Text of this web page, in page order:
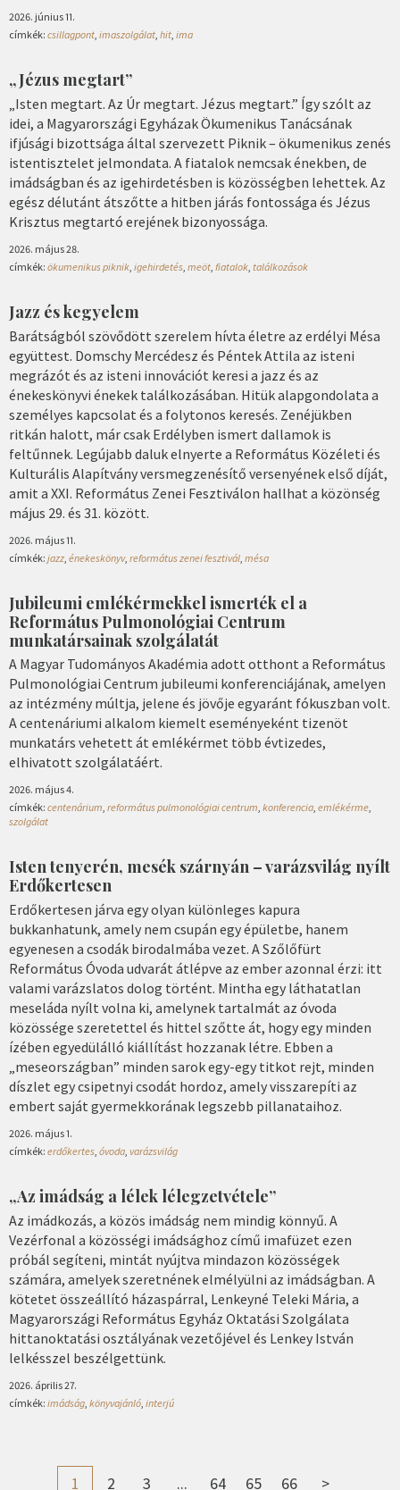
2026. június 11.
címkék: csillagpont, imaszolgálat, hit, ima
„Jézus megtart”
„Isten megtart. Az Úr megtart. Jézus megtart.” Így szólt az
idei, a Magyarországi Egyházak Ökumenikus Tanácsának
ifjúsági bizottsága által szervezett Piknik – ökumenikus zenés
istentisztelet jelmondata. A fiatalok nemcsak énekben, de
imádságban és az igehirdetésben is közösségben lehettek. Az
egész délutánt átszőtte a hitben járás fontossága és Jézus
Krisztus megtartó erejének bizonyossága.
2026. május 28.
címkék: ökumenikus piknik, igehirdetés, meöt, fiatalok, találkozások
Jazz és kegyelem
Barátságból szövődött szerelem hívta életre az erdélyi Mésa
együttest. Domschy Mercédesz és Péntek Attila az isteni
megrázót és az isteni innovációt keresi a jazz és az
énekeskönyvi énekek találkozásában. Hitük alapgondolata a
személyes kapcsolat és a folytonos keresés. Zenéjükben
ritkán halott, már csak Erdélyben ismert dallamok is
feltűnnek. Legújabb daluk elnyerte a Református Közéleti és
Kulturális Alapítvány versmegzenésítő versenyének első díját,
amit a XXI. Református Zenei Fesztiválon hallhat a közönség
május 29. és 31. között.
2026. május 11.
címkék: jazz énekeskönyv, református zenei fesztivál mésa
Jubileumi emlékérmekkel ismerték el a
Református Pulmonológiai Centrum
munkatársainak szolgálatát
A Magyar Tudományos Akadémia adott otthont a Református
Pulmonológiai Centrum jubileumi konferenciájának, amelyen
az intézmény múltja, jelene és jövője egyaránt fókuszban volt.
A centenáriumi alkalom kiemelt eseményeként tizenöt
munkatárs vehetett át emlékérmet több évtizedes,
elhivatott szolgálatáért.
2026. május 4.
címkék: centenárium, református pulmonológiai centrum, konferencia, emlékérme,
szolgálat
Isten tenyerén, mesék szárnyán – varázsvilág nyílt
Erdőkertesen
Erdőkertesen járva egy olyan különleges kapura
bukkanhatunk, amely nem csupán egy épületbe, hanem
egyenesen a csodák birodalmába vezet. A Szőlőfürt
Református Óvoda udvarát átlépve az ember azonnal érzi: itt
valami varázslatos dolog történt. Mintha egy láthatatlan
meseláda nyílt volna ki, amelynek tartalmát az óvoda
közössége szeretettel és hittel szőtte át, hogy egy minden
ízében egyedülálló kiállítást hozzanak létre. Ebben a
„meseországban” minden sarok egy-egy titkot rejt, minden
díszlet egy csipetnyi csodát hordoz, amely visszarepíti az
embert saját gyermekkorának legszebb pillanataihoz.
2026. május 1.
címkék: erdőkertes, óvoda, varázsvilág
„Az imádság a lélek lélegzetvétele”
Az imádkozás, a közös imádság nem mindig könnyű. A
Vezérfonal a közösségi imádsághoz című imafüzet ezen
próbál segíteni, mintát nyújtva mindazon közösségek
számára, amelyek szeretnének elmélyülni az imádságban. A
kötetet összeállító házaspárral, Lenkeyné Teleki Mária, a
Magyarországi Református Egyház Oktatási Szolgálata
hittanoktatási osztályának vezetőjével és Lenkey István
lelkésszel beszélgettünk.
2026. április 27.
címkék: imádság könyvajánló interjú
1 2 3 ... 64 65 66 >